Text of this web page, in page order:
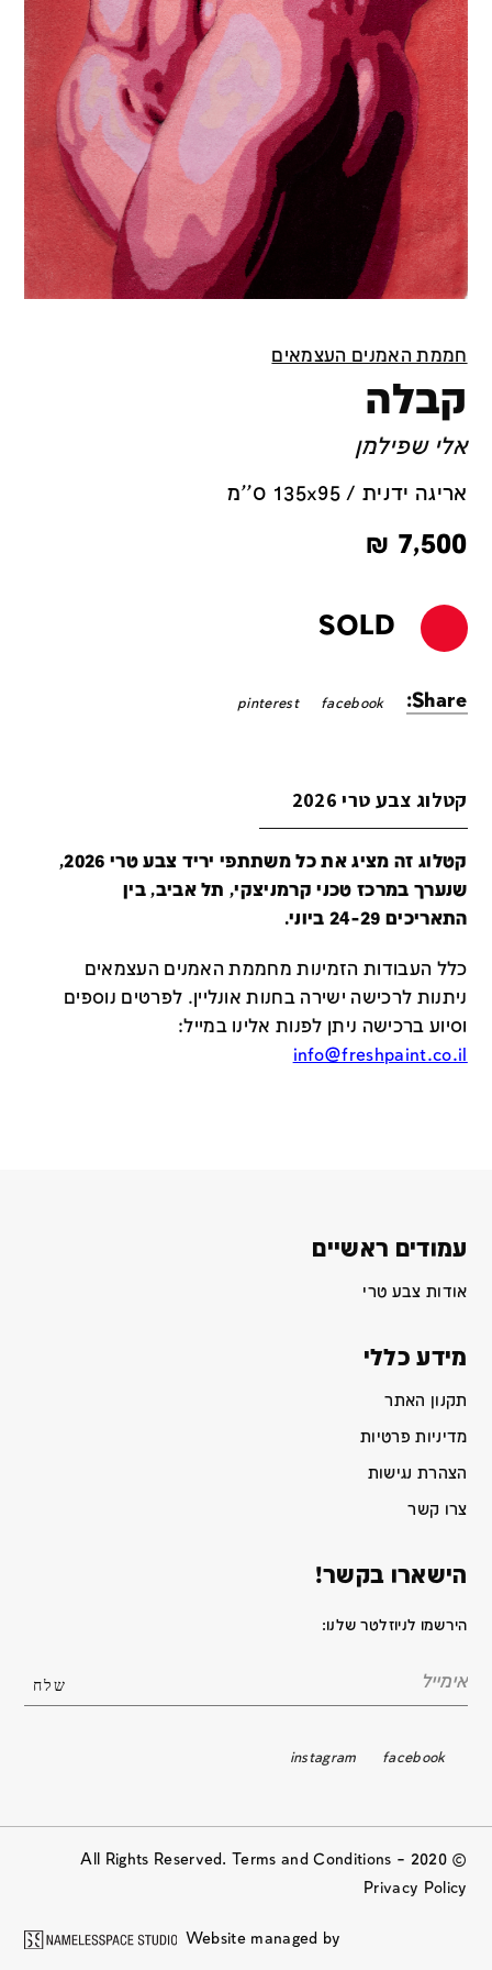
חממת האמנים העצמאים
קבלה
אלי שפילמן
אריגה ידנית / 135x95 ס''מ
7,500
₪
SOLD
Share:
facebook
pinterest
קטלוג צבע טרי 2026
קטלוג זה מציג את כל משתתפי יריד צבע טרי 2026,
שנערך במרכז טכני קרמניצקי, תל אביב, בין
התאריכים 24-29 ביוני.
כלל העבודות הזמינות מחממת האמנים העצמאים
ניתנות לרכישה ישירה בחנות אונליין. לפרטים נוספים
וסיוע ברכישה ניתן לפנות אלינו במייל:
info@freshpaint.co.il
עמודים ראשיים
אודות צבע טרי
מידע כללי
תקנון האתר
מדיניות פרטיות
הצהרת נגישות
צרו קשר
הישארו בקשר!
הירשמו לניוזלטר שלנו:
facebook
instagram
© 2020 All Rights Reserved. Terms and Conditions –
Privacy Policy
Website managed by